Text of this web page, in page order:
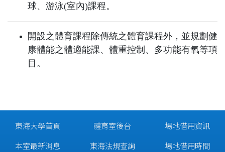
球、游泳(室內)課程。
開設之體育課程除傳統之體育課程外，並規劃健
康體能之體適能課、體重控制、多功能有氧等項
目。
東海大學首頁
本室最新消息
體育室後台
東海法規查詢
場地借用資訊
場地借用時間